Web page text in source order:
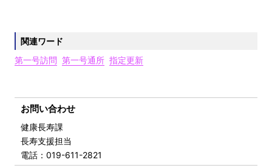
関連ワード
第一号訪問 第一号通所 指定更新
お問い合わせ
健康長寿課
長寿支援担当
電話 ：019-611-2821